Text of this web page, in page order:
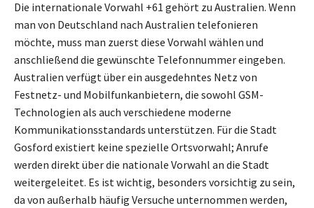
Die internationale Vorwahl +61 gehört zu Australien. Wenn
man von Deutschland nach Australien telefonieren
möchte, muss man zuerst diese Vorwahl wählen und
anschließend die gewünschte Telefonnummer eingeben.
Australien verfügt über ein ausgedehntes Netz von
Festnetz- und Mobilfunkanbietern, die sowohl GSM-
Technologien als auch verschiedene moderne
Kommunikationsstandards unterstützen. Für die Stadt
Gosford existiert keine spezielle Ortsvorwahl; Anrufe
werden direkt über die nationale Vorwahl an die Stadt
weitergeleitet. Es ist wichtig, besonders vorsichtig zu sein,
da von außerhalb häufig Versuche unternommen werden,